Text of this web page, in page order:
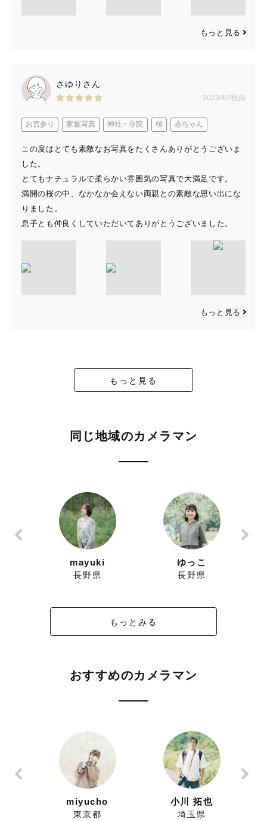
もっと見る
さゆりさん
2023/4/7投稿
お宮参り 家族写真 神社・寺院 桜 赤ちゃん
この度はとても素敵なお写真をたくさんありがとうございま
した。
とてもナチュラルで柔らかい雰囲気の写真で大満足です。
満開の桜の中、なかなか会えない両親との素敵な思い出にな
りました。
息子とも仲良くしていただいてありがとうございました。
もっと見る
もっと見る
同じ地域のカメラマン
mayuki
長野県
ゆっこ
長野県
もっとみる
おすすめのカメラマン
miyucho
東京都
小川 拓也
埼玉県